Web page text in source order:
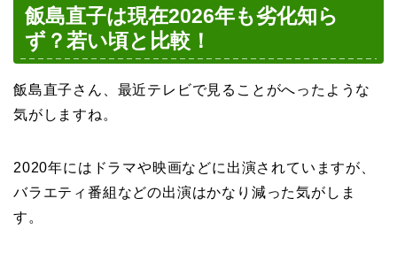
飯島直子は現在2026年も劣化知ら
ず？若い頃と比較！
飯島直子さん、最近テレビで見ることがへったような
気がしますね。
2020年にはドラマや映画などに出演されていますが、
バラエティ番組などの出演はかなり減った気がしま
す。